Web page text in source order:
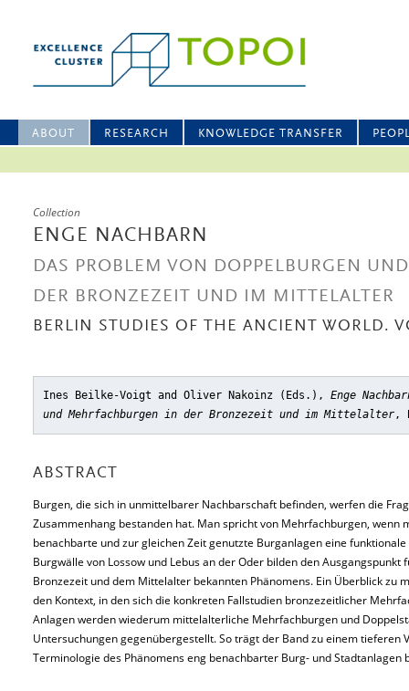
ABOUT RESEARCH KNOWLEDGE TRANSFER
Collection
ENGE NACHBARN
DAS PROBLEM VON DOPPELBURGEN
DER BRONZEZEIT UND IM MITTELALTER
BERLIN STUDIES OF THE ANCIENT WORLD.
Ines Beilke-Voigt and Oliver Nakoinz (Eds.), Enge
und Mehrfachburgen in der Bronzezeit und im Mittelalter,
ABSTRACT
Burgen, die sich in unmittelbarer Nachbarschaft befinden, werfen die
Zusammenhang bestanden hat. Man spricht von Mehrfachburgen, wenn
benachbarte und zur gleichen Zeit genutzte Burganlagen eine
Burgwälle von Lossow und Lebus an der Oder bilden den
Bronzezeit und dem Mittelalter bekannten Phänomens. Ein Überblick zu
den Kontext, in den sich die konkreten Fallstudien bronzezeitlicher
Anlagen werden wiederum mittelalterliche Mehrfachburgen und
Untersuchungen gegenübergestellt. So trägt der Band zu einem tieferen
Terminologie des Phänomens eng benachbarter Burg- und Stadtanlagen